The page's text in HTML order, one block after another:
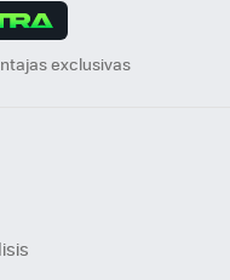
exclusivas